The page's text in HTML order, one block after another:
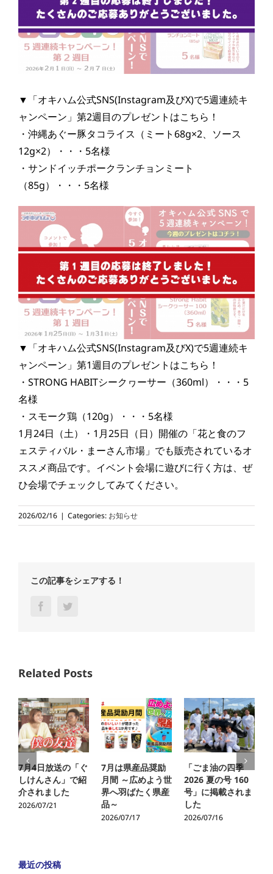
▼「オキハム公式SNS(Instagram及びX)で5週連続キ
ャンペーン」第2週目のプレゼントはこちら！
・沖縄あぐー豚タコライス（ミート68g×2、ソース
12g×2）・・・5名様
・サンドイッチポークランチョンミート
（85g）・・・5名様
▼「オキハム公式SNS(Instagram及びX)で5週連続キ
ャンペーン」第1週目のプレゼントはこちら！
・STRONG HABITシークヮーサー（360ml）・・・5
名様
・スモーク鶏（120g）・・・5名様
1月24日（土）・1月25日（日）開催の「花と食のフ
ェスティバル・まーさん市場」でも販売されているオ
ススメ商品です。イベント会場に遊びに行く方は、ぜ
ひ会場でチェックしてみてください。
2026/02/16 | Categories: お知らせ
この記事をシェアする！
Facebook
Related Posts
7月4日放送の「ぐ
しけんさん」で紹
介されました
2026/07/21
7月は県産品奨励
月間 ～広めよう世
界へ羽ばたく県産
品～
2026/07/17
「ごま油の四季
2026 夏の号 160
号」に掲載されま
した
2026/07/16
最近の投稿